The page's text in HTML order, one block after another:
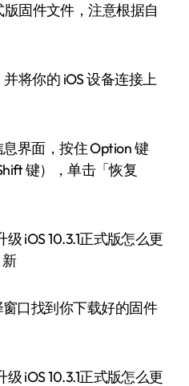
固件文件，注意根据自
将你的 iOS 设备连接上
界面，按住 Option 键
键），单击「恢复
口找到你下载好的固件